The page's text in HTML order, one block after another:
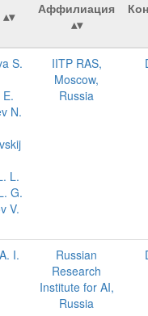
Аффилиация
S.
N.
L.
G.
V.
IITP RAS,
Moscow,
Russia
I.
Russian
Research
Institute for AI,
Russia